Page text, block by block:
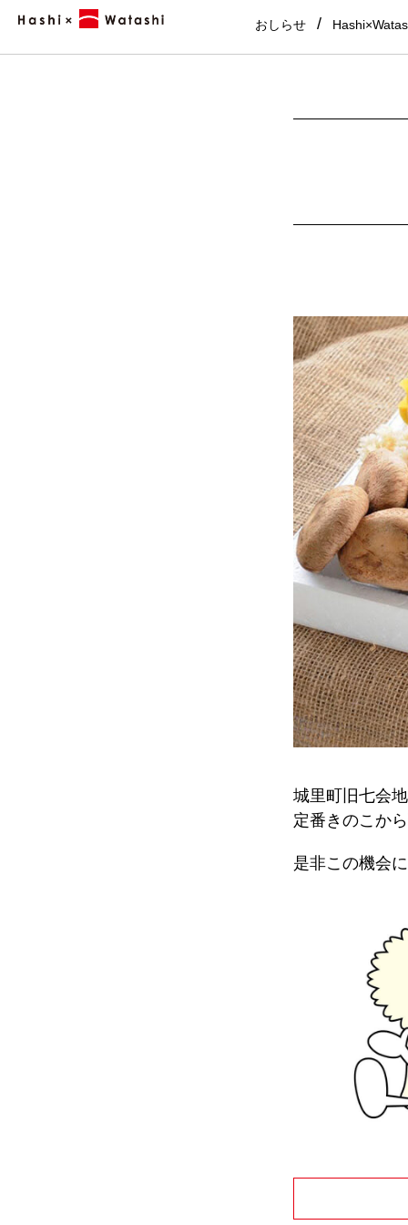
おしらせ
城里町旧七会
定番きのこか
是非この機会